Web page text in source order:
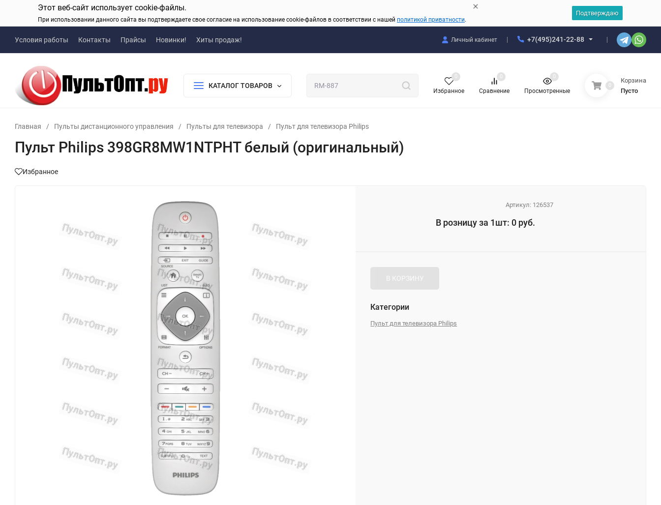
Этот веб-сайт использует cookie-файлы.
При использовании данного сайта вы подтверждаете свое согласие на использование cookie-файлов в соответствии с нашей политикой приватности.
Подтверждаю
Условия работы Контакты Прайсы Новинки! Хиты продаж! Личный кабинет +7(495)241-22-88
КАТАЛОГ ТОВАРОВ
Избранное
0
Сравнение
0
Просмотренные
0
0
Корзина
Пусто
Главная / Пульты дистанционного управления / Пульты для телевизора / Пульт для телевизора Philips
Пульт Philips 398GR8MW1NTPHT белый (оригинальный)
Избранное
Артикул: 126537
В розницу за 1шт: 0 руб.
В КОРЗИНУ
Категории
Пульт для телевизора Philips